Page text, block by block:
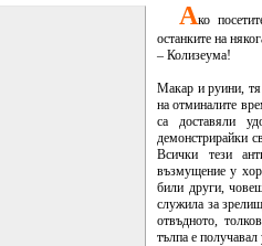
Ако
останките на
– Колизеума!
Макар и руини, тя
на отминалите
са доставяли
демонстрирайки
Всички тези
възмущение у
били други,
служила за
отвъдното,
тълпа е